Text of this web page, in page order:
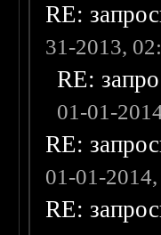
RE:
31-2013,
RE:
01-01-
RE:
01-01-
RE: